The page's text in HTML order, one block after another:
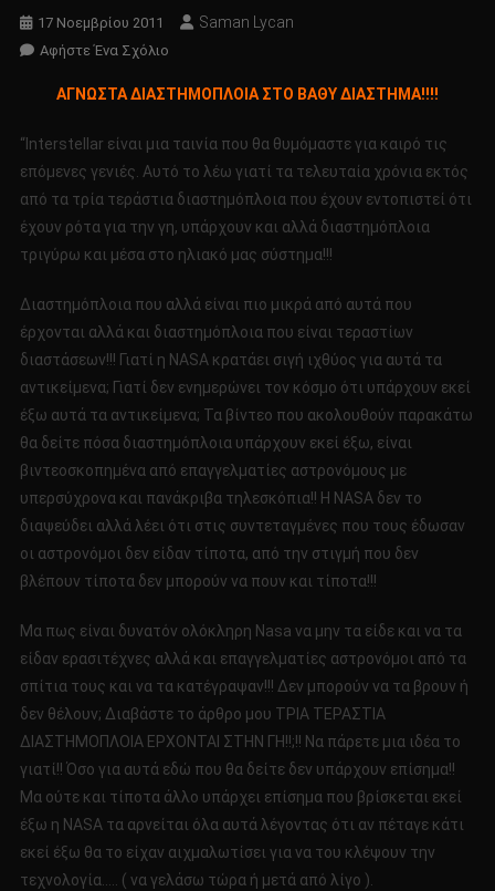
17 Νοεμβρίου 2011 Saman Lycan
Αφήστε Ένα ΣχόλιοΓια
ΑΓΝΩΣΤΑ
ΣΤΟ
ΒΑΘΥ
ΔΙΑΣΤΗΜΑ!!!!
ΑΓΝΩΣΤΑ ΔΙΑΣΤΗΜΟΠΛΟΙΑ ΣΤΟ ΒΑΘΥ ΔΙΑΣΤΗΜΑ!!!!
“Interstellar είναι μια ταινία που θα θυμόμαστε για καιρό τις
επόμενες γενιές. Αυτό το λέω γιατί τα τελευταία χρόνια εκτός
από τα τρία τεράστια διαστημόπλοια που έχουν εντοπιστεί ότι
έχουν ρότα για την γη, υπάρχουν και αλλά διαστημόπλοια
τριγύρω και μέσα στο ηλιακό μας σύστημα!!!
Διαστημόπλοια που αλλά είναι πιο μικρά από αυτά που
έρχονται αλλά και διαστημόπλοια που είναι τεραστίων
διαστάσεων!!! Γιατί η NASA κρατάει σιγή ιχθύος για αυτά τα
αντικείμενα; Γιατί δεν ενημερώνει τον κόσμο ότι υπάρχουν εκεί
έξω αυτά τα αντικείμενα; Τα βίντεο που ακολουθούν παρακάτω
θα δείτε πόσα διαστημόπλοια υπάρχουν εκεί έξω, είναι
βιντεοσκοπημένα από επαγγελματίες αστρονόμους με
υπερσύχρονα και πανάκριβα τηλεσκόπια!! Η NASA δεν το
διαψεύδει αλλά λέει ότι στις συντεταγμένες που τους έδωσαν
οι αστρονόμοι δεν είδαν τίποτα, από την στιγμή που δεν
βλέπουν τίποτα δεν μπορούν να πουν και τίποτα!!!
Μα πως είναι δυνατόν ολόκληρη Νasa να μην τα είδε και να τα
είδαν ερασιτέχνες αλλά και επαγγελματίες αστρονόμοι από τα
σπίτια τους και να τα κατέγραψαν!!! Δεν μπορούν να τα βρουν ή
δεν θέλουν; Διαβάστε το άρθρο μου ΤΡΙΑ ΤΕΡΑΣΤΙΑ
ΔΙΑΣΤΗΜΟΠΛΟΙΑ ΕΡΧΟΝΤΑΙ ΣΤΗΝ ΓΗ!!;!! Να πάρετε μια ιδέα το
γιατί!! Όσο για αυτά εδώ που θα δείτε δεν υπάρχουν επίσημα!!
Μα ούτε και τίποτα άλλο υπάρχει επίσημα που βρίσκεται εκεί
έξω η NASA τα αρνείται όλα αυτά λέγοντας ότι αν πέταγε κάτι
εκεί έξω θα το είχαν αιχμαλωτίσει για να του κλέψουν την
τεχνολογία….. ( να γελάσω τώρα ή μετά από λίγο ).